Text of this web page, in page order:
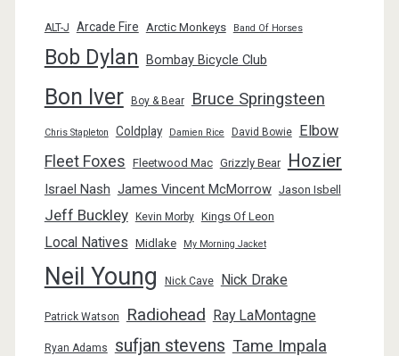
ALT-J Arcade Fire Arctic Monkeys Band Of Horses
Bob Dylan Bombay Bicycle Club
Bon Iver Boy & Bear Bruce Springsteen
Chris Stapleton Coldplay Damien Rice David Bowie Elbow
Fleet Foxes Fleetwood Mac Grizzly Bear Hozier
Israel Nash James Vincent McMorrow Jason Isbell
Jeff Buckley Kevin Morby Kings Of Leon
Local Natives Midlake My Morning Jacket
Neil Young Nick Cave Nick Drake
Patrick Watson Radiohead Ray LaMontagne
Ryan Adams sufjan stevens Tame Impala